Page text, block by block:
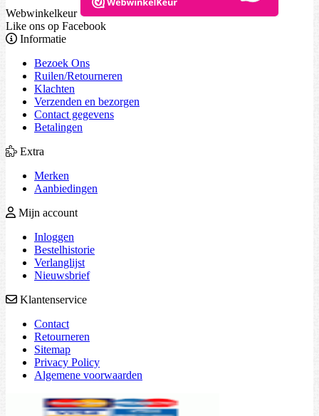
Webwinkelkeur
Like ons op Facebook
Informatie
Bezoek Ons
Ruilen/Retourneren
Klachten
Verzenden en bezorgen
Contact gegevens
Betalingen
Extra
Merken
Aanbiedingen
Mijn account
Inloggen
Bestelhistorie
Verlanglijst
Nieuwsbrief
Klantenservice
Contact
Retourneren
Sitemap
Privacy Policy
Algemene voorwaarden